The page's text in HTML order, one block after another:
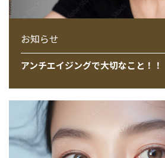
お知らせ
アンチエイジングで大切なこと！！